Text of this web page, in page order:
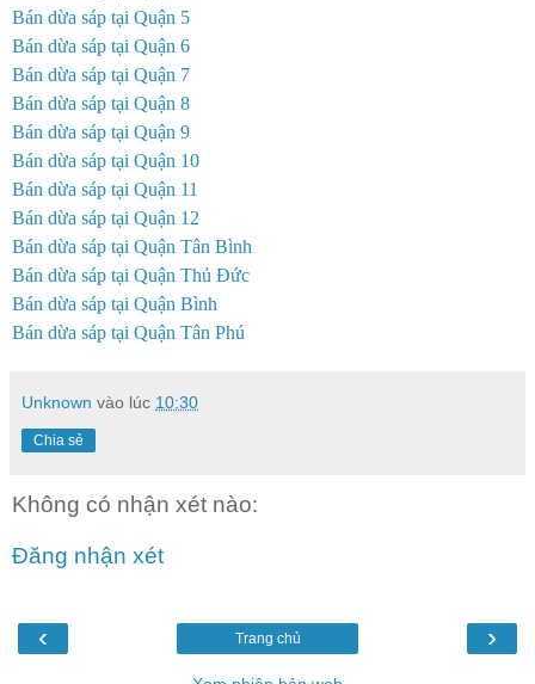
Bán dừa sáp tại Quận 5
Bán dừa sáp tại Quận 6
Bán dừa sáp tại Quận 7
Bán dừa sáp tại Quận 8
Bán dừa sáp tại Quận 9
Bán dừa sáp tại Quận 10
Bán dừa sáp tại Quận 11
Bán dừa sáp tại Quận 12
Bán dừa sáp tại Quận Tân Bình
Bán dừa sáp tại Quận Thủ Đức
Bán dừa sáp tại Quận Bình
Bán dừa sáp tại Quận Tân Phú
Unknown vào lúc 10:30
Chia sẻ
Không có nhận xét nào:
Đăng nhận xét
‹ ›
Trang chủ